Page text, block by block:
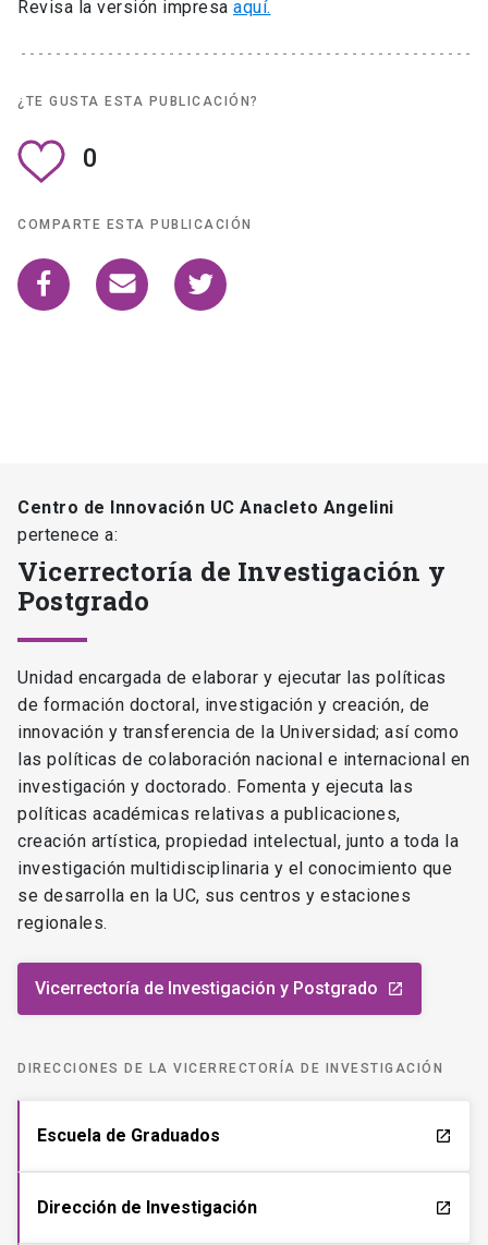
Revisa la versión impresa aquí.
¿TE GUSTA ESTA PUBLICACIÓN?
0
COMPARTE ESTA PUBLICACIÓN
Centro de Innovación UC Anacleto Angelini
pertenece a:
Vicerrectoría de Investigación y
Postgrado
Unidad encargada de elaborar y ejecutar las políticas
de formación doctoral, investigación y creación, de
innovación y transferencia de la Universidad; así como
las políticas de colaboración nacional e internacional en
investigación y doctorado. Fomenta y ejecuta las
políticas académicas relativas a publicaciones,
creación artística, propiedad intelectual, junto a toda la
investigación multidisciplinaria y el conocimiento que
se desarrolla en la UC, sus centros y estaciones
regionales.
Vicerrectoría de Investigación y Postgrado launch
DIRECCIONES DE LA VICERRECTORÍA DE INVESTIGACIÓN
Escuela de Graduados launch
Dirección de Investigación launch